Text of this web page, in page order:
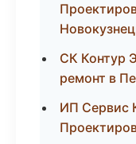
СК Контур
ремонт в
ИП Сервис